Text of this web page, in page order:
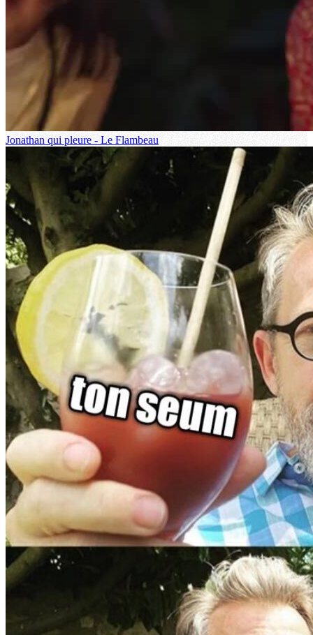
Jonathan qui pleure - Le Flambeau